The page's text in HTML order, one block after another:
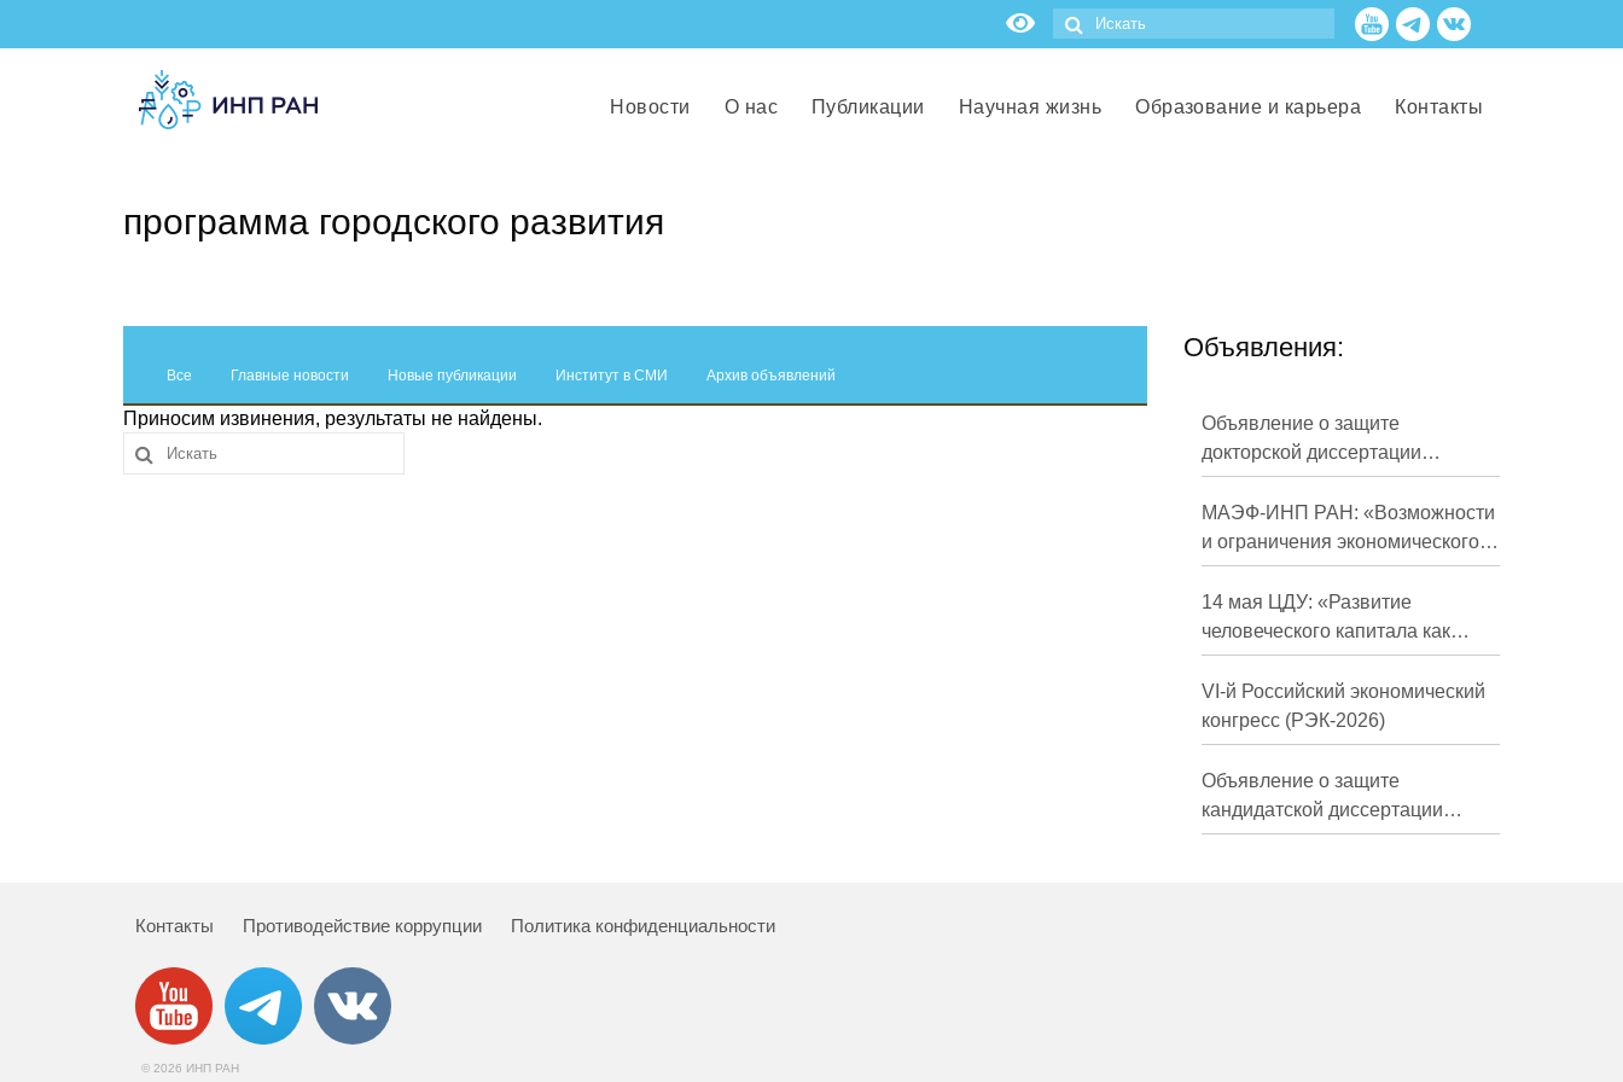
Новости О нас Публикации Научная жизнь Образование и карьера Контакты
программа городского развития
Все Главные новости Новые публикации Институт в СМИ Архив объявлений
Приносим извинения, результаты не найдены.
Объявления:
Объявление о защите
докторской диссертации
Кузнецова Михаила
Евгеньевича
МАЭФ-ИНП РАН: «Возможности
и ограничения экономического
развития России в средне- и
долгосрочной перспективе»
14 мая ЦДУ: «Развитие
человеческого капитала как
фактор экономического роста»
VI-й Российский экономический
конгресс (РЭК-2026)
Объявление о защите
кандидатской диссертации
Трындиной Николь Сергеевны
Контакты Противодействие коррупции Политика конфиденциальности
© 2026 ИНП РАН